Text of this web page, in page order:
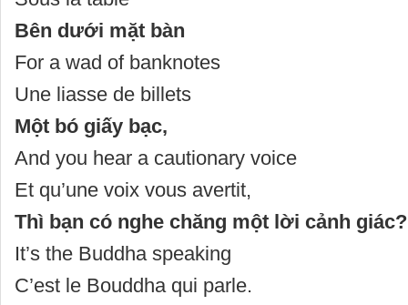
Bên dưới mặt bàn
For a wad of banknotes
Une liasse de billets
Một bó giấy bạc,
And you hear a cautionary voice
Et qu’une voix vous avertit,
Thì bạn có nghe chăng một lời cảnh giác?
It’s the Buddha speaking
C’est le Bouddha qui parle.